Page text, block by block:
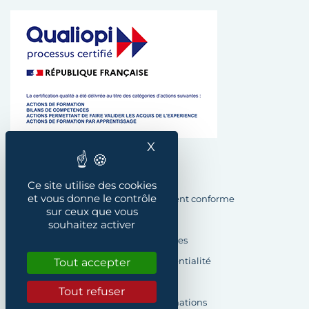
Ce site utilise des cookies
et vous donne le contrôle
sur ceux que vous
souhaitez activer
Tout accepter
Tout refuser
X
Accessibilité : Partiellement conforme
Mentions légales
Politique de confidentialité
Cookies
Demande d’informations